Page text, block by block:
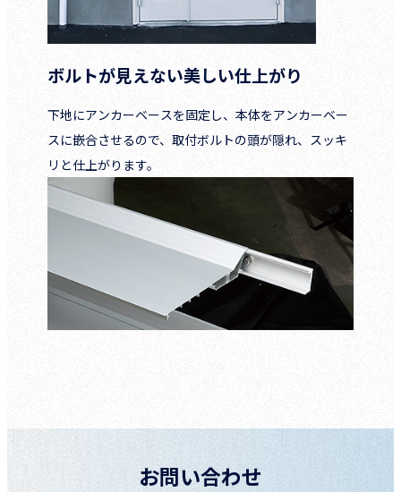
ボルトが見えない美しい仕上がり
下地にアンカーベースを固定し、本体をアンカーベー
スに嵌合させるので、取付ボルトの頭が隠れ、スッキ
リと仕上がります。
お問い合わせ